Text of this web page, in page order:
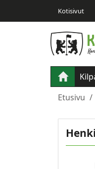
Kotisivut
Etusivu